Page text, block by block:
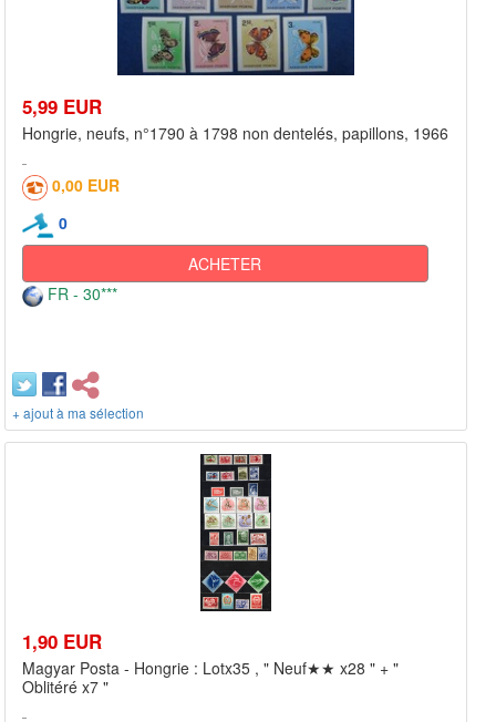
5,99 EUR
Hongrie, neufs, n°1790 à 1798 non dentelés, papillons, 1966
0,00 EUR
0
ACHETER
FR - 30***
+ ajout à ma sélection
1,90 EUR
Magyar Posta - Hongrie : Lotx35 , " Neuf★★ x28 " + "
Oblitéré x7 "